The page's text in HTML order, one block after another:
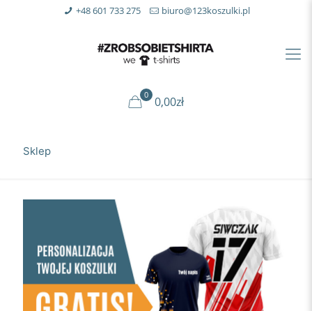
+48 601 733 275 biuro@123koszulki.pl
0 0,00zł
Sklep